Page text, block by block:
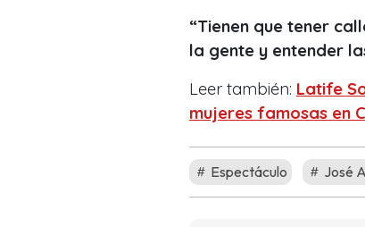
“Tienen que tener
la gente y entender
Leer también: Latife
mujeres famosas en
Espectáculo José